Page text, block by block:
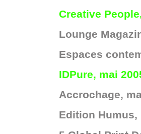
Creative
Lounge
Espaces
IDPure, mai
Accrochage,
Edition Humus,